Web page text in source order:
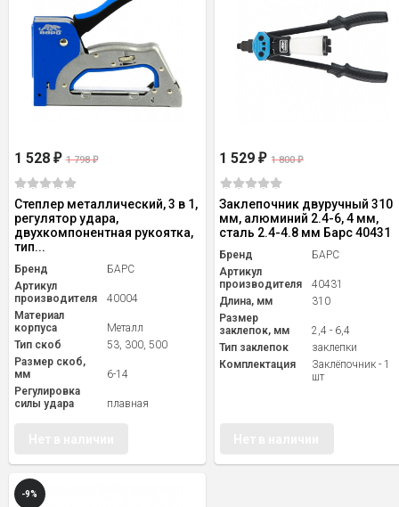
1 528 ₽ 1 798₽
Степлер металлический, 3 в 1,
регулятор удара,
двухкомпонентная рукоятка,
тип...
Бренд
БАРС
Артикул
производителя
40004
Материал
корпуса
Металл
Тип скоб
53, 300, 500
Размер скоб,
мм
6-14
Регулировка
силы удара
плавная
1 529₽ 1 800₽
Заклепочник двуручный 310
мм, алюминий 2.4-6, 4 мм,
сталь 2.4-4.8 мм Барс 40431
Бренд
БАРС
Артикул
производителя
40431
Длина, мм
310
Размер
заклепок, мм
2,4 - 6,4
Тип заклепок
заклепки
Комплектация
Заклёпочник - 1
шт
-9%